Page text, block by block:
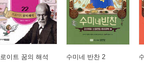
RECIPE38 / 시소 그라니테
RECIPE39 / 막걸리 셔벗
이탈리아식 식탁을 즐겁게 해주는 이탈리아
이트 꿈의 해석 수미네 반찬 2